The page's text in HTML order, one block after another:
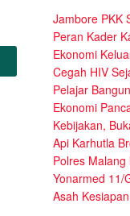
Jambore PKK
Peran Kader
Ekonomi
Cegah HIV
Pelajar
Ekonomi
Kebijakan,
Api Karhutla
Polres
Yonarmed 11/
Asah